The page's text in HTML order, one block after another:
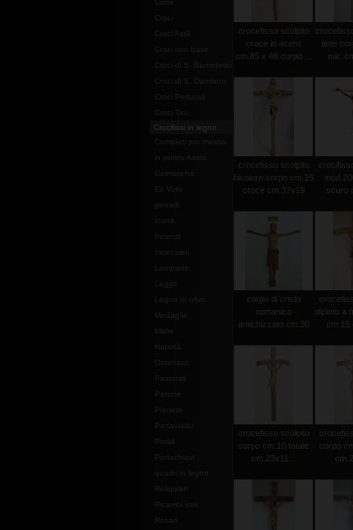
Cotte
Croci
Croci Astili
Croci con base
Croci di S. Benedetto
Croci di S. Damiano
Croci Pettorali
Croci Tau
Crocifissi in legno
Completi per messa
in punto Assisi
Dalmatiche
Ex Voto
gemelli
Leggii
Legno di olivo
Medaglie
Mitrie
Natività
Ostensori
Pastorali
Patene
Pianete
Portaviatici
Piviali
Portachiavi
quadri in legno
Reliquiari
Ricambi vari
Rosari
crocefisso scolpito
croce in acero
cm.85 x 46 corpo ...
tinte
nat.
crocefisso scolpito
bicolore corpo cm.15
croce cm.37x19
scuro
corpo di cristo
romanico
antichizzato cm.30
dipinto a
cm.15
crocefisso scolpito
corpo cm.10 totale
cm.23x11...
corpo